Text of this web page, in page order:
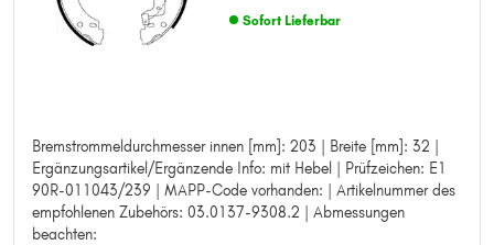
Sofort Lieferbar
Bremstrommeldurchmesser innen [mm]: 203 | Breite [mm]: 32 |
Ergänzungsartikel/Ergänzende Info: mit Hebel | Prüfzeichen: E1
90R-011043/239 | MAPP-Code vorhanden: | Artikelnummer des
empfohlenen Zubehörs: 03.0137-9308.2 | Abmessungen
beachten:
Bremstrommeldurchmesser innen [mm]: 203
Breite [mm]: 32
Ergänzungsartikel/Ergänzende Info: mit Hebel
Prüfzeichen: E1 90R-011043/239
MAPP-Code vorhanden: